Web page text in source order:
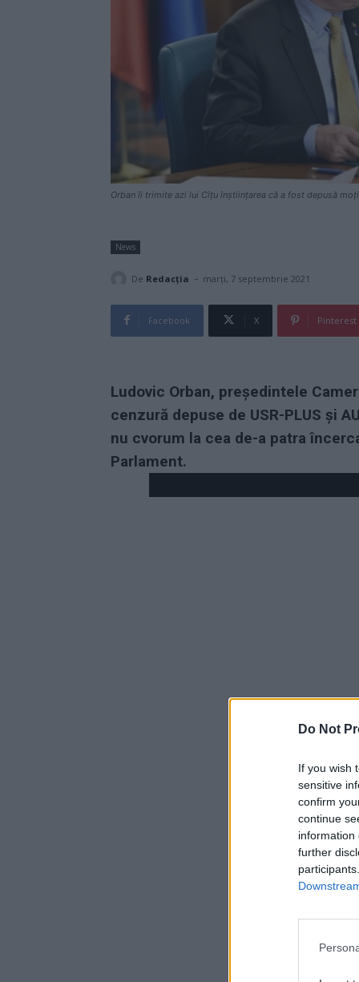
Do Not
If you wish
sensitive
confirm
continue
information
further
Orban îi trimite azi lui Cîțu înștiințarea că a fost depusă
News
De Redacţia - marți, 7 septembrie 2021
Facebook X Pinterest
Ludovic Orban, președintele
cenzură depuse de USR-PLUS și
nu cvorum la cea de-a patra
Parlament.